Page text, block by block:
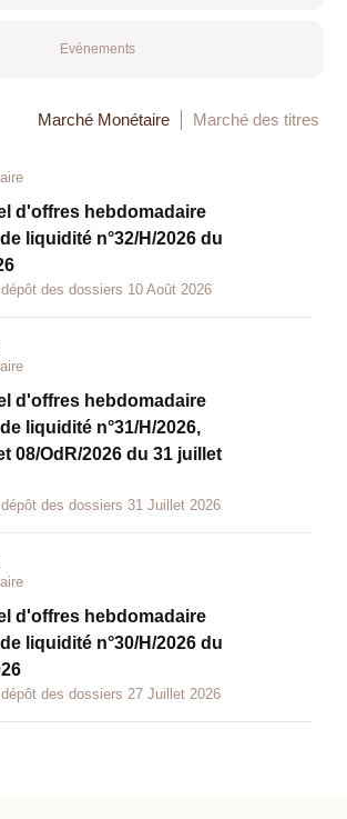
Evénements
Marché Monétaire Marché des titres
d'offres hebdomadaire
liquidité n°32/H/2026 du
des dossiers 10 Août 2026
d'offres hebdomadaire
liquidité n°31/H/2026,
08/OdR/2026 du 31 juillet
des dossiers 31 Juillet 2026
d'offres hebdomadaire
liquidité n°30/H/2026 du
des dossiers 27 Juillet 2026